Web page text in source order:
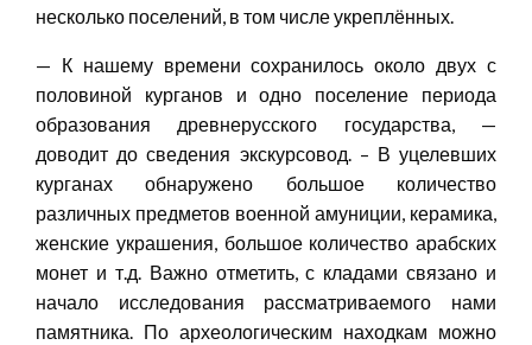
несколько поселений, в том числе укреплённых.
— К нашему времени сохранилось около двух с
половиной курганов и одно поселение периода
образования древнерусского государства, —
доводит до сведения экскурсовод. – В уцелевших
курганах обнаружено большое количество
различных предметов военной амуниции, керамика,
женские украшения, большое количество арабских
монет и т.д. Важно отметить, с кладами связано и
начало исследования рассматриваемого нами
памятника. По археологическим находкам можно